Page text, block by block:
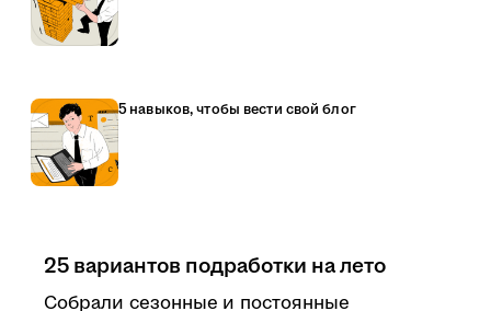
5 навыков, чтобы вести свой блог
25 вариантов подработки на лето
Собрали сезонные и постоянные